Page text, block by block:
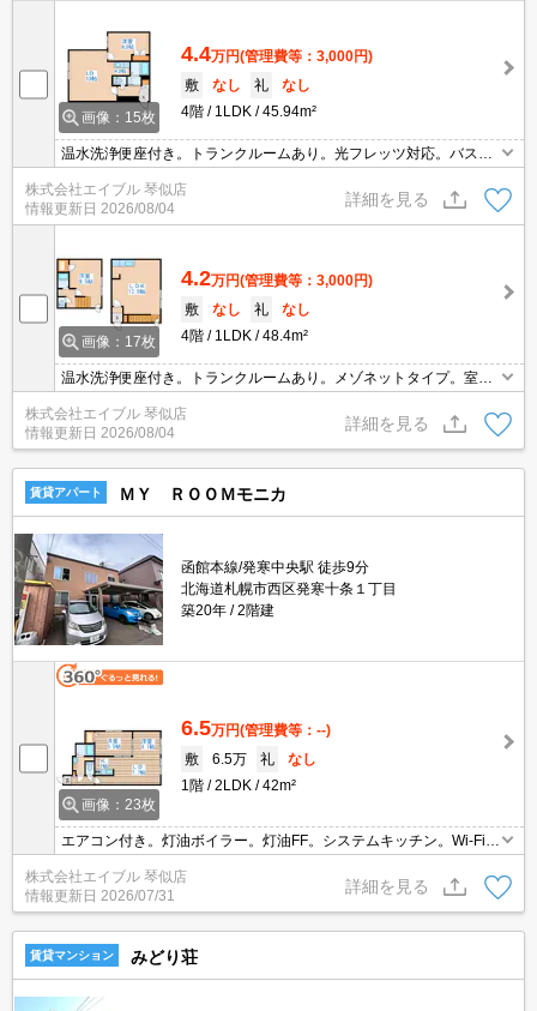
画像：15枚
4.4万円(管理費等：3,000円)
敷
なし 礼
なし
4階
1LDK 45.94m²
温水洗浄便座付き。トランクルームあり。光フレッツ対応。バス・
トイレ別。シューズボックス付き。最寄り駅まで徒歩2分！。朝も
楽々。駅ちか物件！。スーパーへ350m。上階なし。初期費用カー
ド払い可。
株式会社エイブル 琴似店
情報更新日 2026/08/04
詳細を見る
画像：17枚
4.2万円(管理費等：3,000円)
敷
なし 礼
なし
4階
1LDK 48.4m²
温水洗浄便座付き。トランクルームあり。メゾネットタイプ。室内
に洗濯機置場あり。シューズボックス付き。クローゼット付。二人
入居可。最寄り駅まで徒歩2分！。朝も楽々。駅ちか物件！。初期
費用カード払い可。
株式会社エイブル 琴似店
情報更新日 2026/08/04
詳細を見る
賃貸アパート ＭＹ ＲＯＯＭモニカ
函館本線/発寒中央駅 徒歩9分
北海道札幌市西区発寒十条１丁目
築20年
2階建
画像：23枚
6.5万円(管理費等：--)
敷
6.5万 礼
なし
1階
2LDK 42m²
エアコン付き。灯油ボイラー。灯油FF。システムキッチン。Wi-Fi無
台。温水洗浄便座付き。初期費用クレジット払い可能。駐車場は敷
地内。
株式会社エイブル 琴似店
情報更新日 2026/07/31
詳細を見る
賃貸マンション みどり荘